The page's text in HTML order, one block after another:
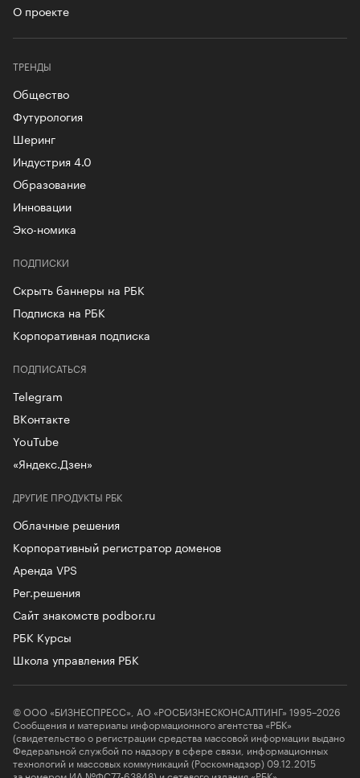
О проекте
ТРЕНДЫ
Общество
Футурология
Шеринг
Индустрия 4.0
Образование
Инновации
Эко-номика
ПОДПИСКИ
Скрыть баннеры на РБК
Подписка на РБК
Корпоративная подписка
ДРУГИЕ ПРОДУКТЫ РБК
Облачные решения
Корпоративный регистратор доменов
Аренда VPS
Рег.решения
Сайт знакомств podbor.ru
РБК Курсы
Школа управления РБК
ПОДПИСАТЬСЯ
Telegram
ВКонтакте
YouTube
«Яндекс.Дзен»
© ООО «БИЗНЕСПРЕСС», АО «РОСБИЗНЕСКОНСАЛТИНГ» 1995–2026
Сообщения и материалы информационного агентства «РБК»
(свидетельство о регистрации средства массовой информации выдано
Федеральной службой по надзору в сфере связи, информационных
технологий и массовых коммуникаций (Роскомнадзор) 09.12.2015
за номером ИА №ФС77-63848) и сетевого издания «РБК»